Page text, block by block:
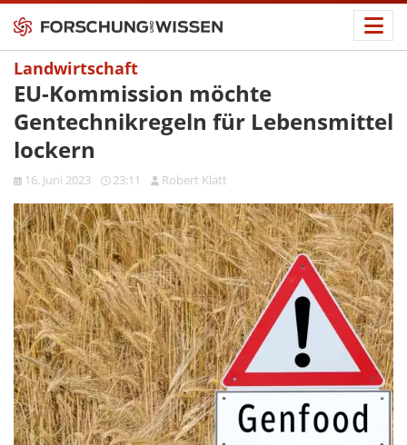
Landwirtschaft
EU-Kommission möchte
Gentechnikregeln für Lebensmittel
lockern
16. Juni 2023 23:11 Robert Klatt